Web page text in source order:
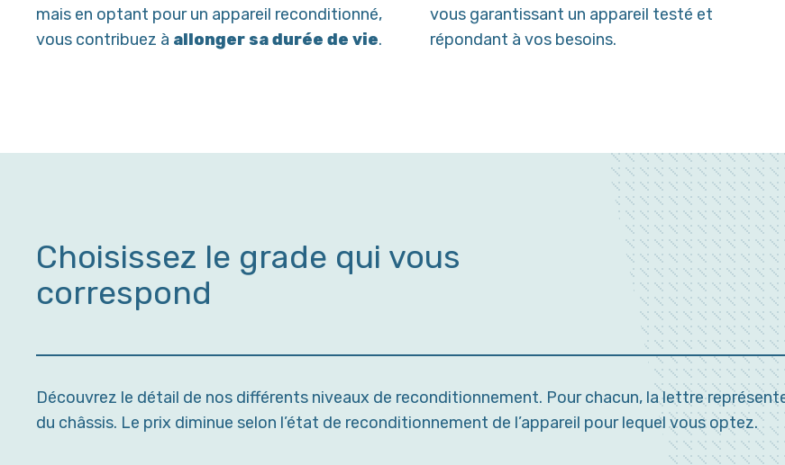
mais en optant pour un appareil reconditionné,
vous contribuez à allonger sa durée de vie.
vous garantissant un appareil testé et
répondant à vos besoins.
Choisissez le grade qui vous
correspond
Découvrez le détail de nos différents niveaux de reconditionnement. Pour chacun, la lettre
du châssis. Le prix diminue selon l’état de reconditionnement de l’appareil pour lequel vous optez.